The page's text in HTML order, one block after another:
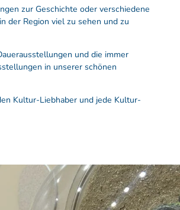
zur Geschichte oder verschiedene
der Region viel zu sehen und zu
und die immer
in unserer schönen
Kultur-Liebhaber und jede Kultur-